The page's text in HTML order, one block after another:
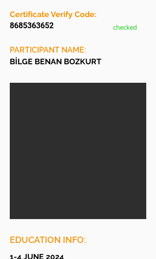
8685363652
Certificate Verify Code:
checked
PARTICIPANT NAME:
BİLGE BENAN BOZKURT
EDUCATION INFO:
1-4 JUNE 2024